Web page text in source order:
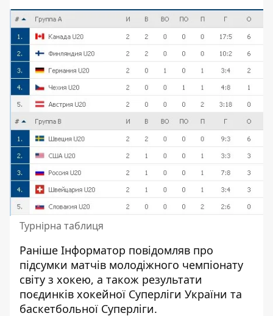
Турнірна таблиця
Раніше Інформатор повідомляв про
підсумки матчів молодіжного чемпіонату
світу з хокею, а також результати
поєдинків хокейної Суперліги України та
баскетбольної Суперліги.